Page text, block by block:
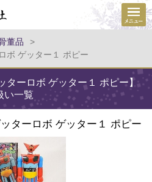
董品
>
ボ ゲッター１ ポピー
ターロボ ゲッター１ ポピー】
い一覧
ターロボ ゲッター１ ポピー